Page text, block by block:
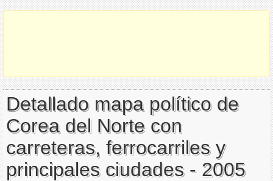
Detallado mapa político de
Corea del Norte con
carreteras, ferrocarriles y
principales ciudades - 2005